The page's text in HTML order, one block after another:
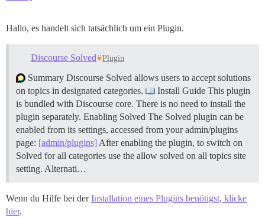
Hallo, es handelt sich tatsächlich um ein Plugin.
Discourse Solved Plugin
Summary Discourse Solved allows users to accept solutions
on topics in designated categories.
Install Guide This plugin
is bundled with Discourse core. There is no need to install the
plugin separately. Enabling Solved The Solved plugin can be
enabled from its settings, accessed from your admin/plugins
page: [admin/plugins] After enabling the plugin, to switch on
Solved for all categories use the allow solved on all topics site
setting. Alternati…
Wenn du Hilfe bei derInstallation eines Plugins benötigst, klicke
hier.